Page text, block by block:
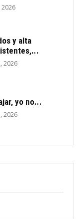
2026
y alta
2026
yo no...
2026